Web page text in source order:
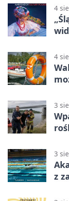
4
4
3
3
z